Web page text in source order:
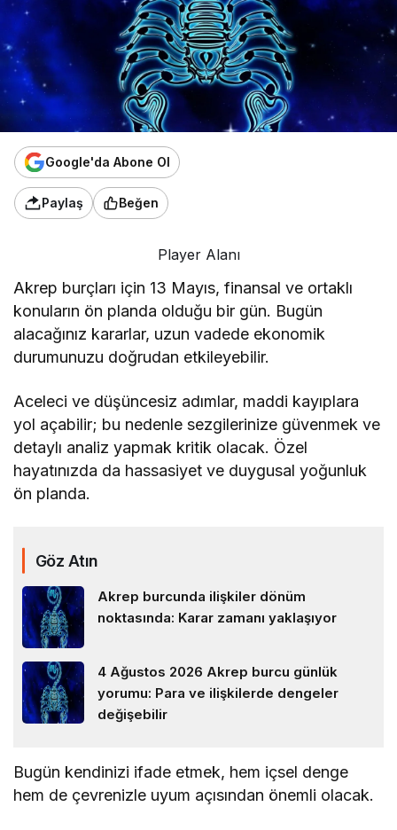
Google'da Abone Ol
Paylaş Beğen
Player Alanı
Akrep burçları için 13 Mayıs, finansal ve ortaklı
konuların ön planda olduğu bir gün. Bugün
alacağınız kararlar, uzun vadede ekonomik
durumunuzu doğrudan etkileyebilir.
Aceleci ve düşüncesiz adımlar, maddi kayıplara
yol açabilir; bu nedenle sezgilerinize güvenmek ve
detaylı analiz yapmak kritik olacak. Özel
hayatınızda da hassasiyet ve duygusal yoğunluk
ön planda.
Göz Atın
Akrep burcunda ilişkiler dönüm
noktasında: Karar zamanı yaklaşıyor
4 Ağustos 2026 Akrep burcu günlük
yorumu: Para ve ilişkilerde dengeler
değişebilir
Bugün kendinizi ifade etmek, hem içsel denge
hem de çevrenizle uyum açısından önemli olacak.